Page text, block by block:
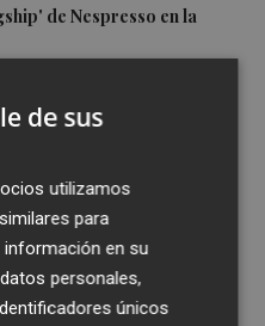
de Nespresso en la
estrategias sostenibles
internas de la granada
Cimeria: Dagnino ilustra
el Bárbaro
de sus
utilizamos
para
información en su
personales,
únicos